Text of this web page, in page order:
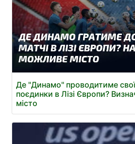
Де "Динамо" проводитиме
поєдинки в Лізі Європи?
місто